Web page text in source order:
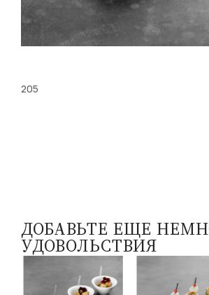
205
ДОБАВЬТЕ ЕЩЕ
УДОВОЛЬСТВИЯ